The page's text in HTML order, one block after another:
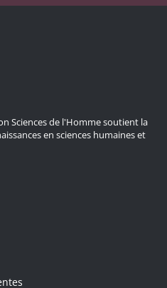
Sciences de l'Homme soutient la
en sciences humaines et